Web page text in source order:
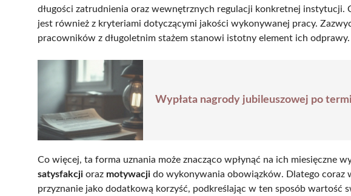
długości zatrudnienia oraz wewnętrznych regulacji konkretnej instytucji.
jest również z kryteriami dotyczącymi jakości wykonywanej pracy.
pracowników z długoletnim stażem stanowi istotny element ich odprawy.
Wypłata nagrody jubileuszowej po
Co więcej, ta forma uznania może znacząco wpłynąć na ich miesięczne
satysfakcji oraz motywacji do wykonywania obowiązków. Dlatego coraz
przyznanie jako dodatkową korzyść, podkreślając w ten sposób wartość